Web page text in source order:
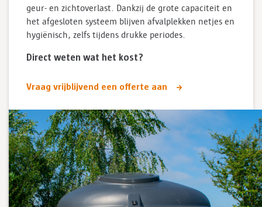
geur- en zichtoverlast. Dankzij de grote capaciteit en
het afgesloten systeem blijven afvalplekken netjes en
hygiënisch, zelfs tijdens drukke periodes.
Direct weten wat het kost?
Vraag vrijblijvend een offerte aan